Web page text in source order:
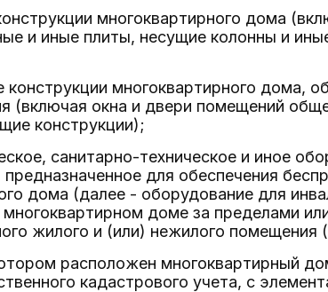
многоквартирного дома
и иные плиты, несущие колонны и
многоквартирного дома,
(включая окна и двери помещений
конструкции);
санитарно-техническое и иное
для обеспечения
дома (далее - оборудование для
доме за пределами
жилого и (или) нежилого помещения
расположен многоквартирный
кадастрового учета, с